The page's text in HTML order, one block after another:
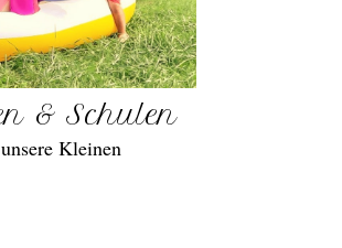
& Schulen
Kleinen